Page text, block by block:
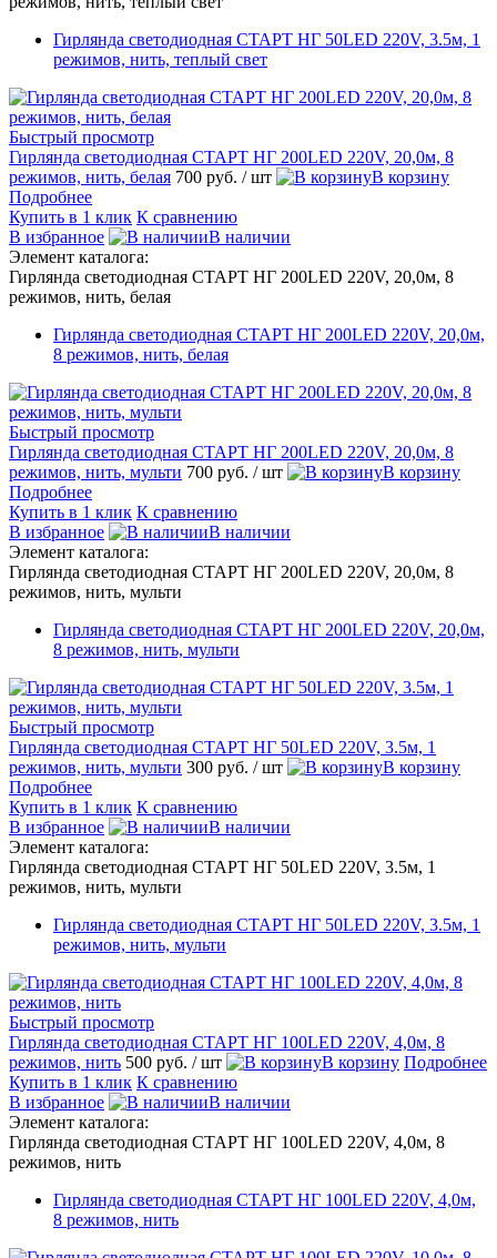
Гирлянда светодиодная СТАРТ НГ 50LED 220V, 3.5м, 1
режимов, нить, теплый свет
Быстрый просмотр
Гирлянда светодиодная СТАРТ НГ 200LED 220V, 20,0м, 8
режимов, нить, белая 700 руб. / шт
В корзину
Подробнее
Купить в 1 клик К сравнению
В избранное
В наличии
Элемент каталога:
Гирлянда светодиодная СТАРТ НГ 200LED 220V, 20,0м, 8
режимов, нить, белая
Гирлянда светодиодная СТАРТ НГ 200LED 220V, 20,0м,
8 режимов, нить, белая
Быстрый просмотр
Гирлянда светодиодная СТАРТ НГ 200LED 220V, 20,0м, 8
режимов, нить, мульти 700 руб. / шт
В корзину
Подробнее
Купить в 1 клик К сравнению
В избранное
В наличии
Элемент каталога:
Гирлянда светодиодная СТАРТ НГ 200LED 220V, 20,0м, 8
режимов, нить, мульти
Гирлянда светодиодная СТАРТ НГ 200LED 220V, 20,0м,
8 режимов, нить, мульти
Быстрый просмотр
Гирлянда светодиодная СТАРТ НГ 50LED 220V, 3.5м, 1
режимов, нить, мульти 300 руб. / шт
В корзину
Подробнее
Купить в 1 клик К сравнению
В избранное
В наличии
Элемент каталога:
Гирлянда светодиодная СТАРТ НГ 50LED 220V, 3.5м, 1
режимов, нить, мульти
Гирлянда светодиодная СТАРТ НГ 50LED 220V, 3.5м, 1
режимов, нить, мульти
Быстрый просмотр
Гирлянда светодиодная СТАРТ НГ 100LED 220V, 4,0м, 8
режимов, нить 500 руб. / шт В корзину Подробнее
Купить в 1 клик К сравнению
В избранное
В наличии
Элемент каталога:
Гирлянда светодиодная СТАРТ НГ 100LED 220V, 4,0м, 8
режимов, нить
Гирлянда светодиодная СТАРТ НГ 100LED 220V, 4,0м,
8 режимов, нить